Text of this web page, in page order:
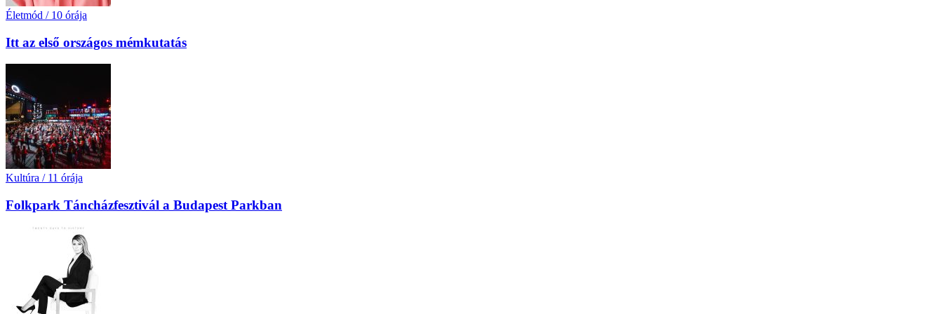
Életmód / 10 órája
Itt az első országos mémkutatás
Kultúra / 11 órája
Folkpark Táncházfesztivál a Budapest Parkban